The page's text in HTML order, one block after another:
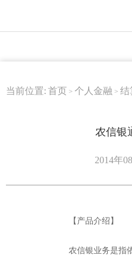
当前位置: 首页 > 个人金融 > 结
农信银
2014年
【产品介绍】
农信银业务是指依